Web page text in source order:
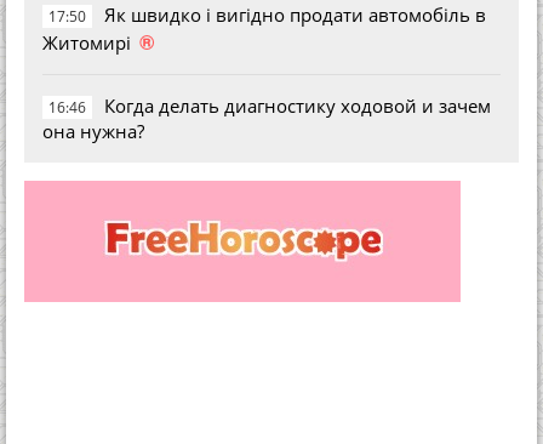
17:50
Як швидко і вигідно продати автомобіль в
Житомирі ®
16:46
Когда делать диагностику ходовой и зачем
она нужна?